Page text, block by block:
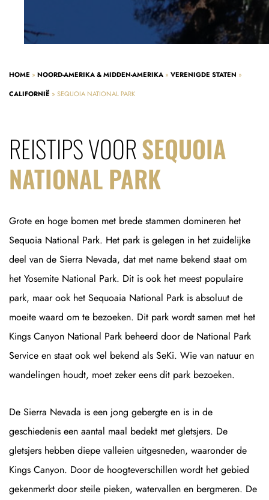
HOME » NOORD-AMERIKA & MIDDEN-AMERIKA » VERENIGDE STATEN »
CALIFORNIË » SEQUOIA NATIONAL PARK
REISTIPS VOORSEQUOIA
NATIONAL PARK
Grote en hoge bomen met brede stammen domineren het
Sequoia National Park. Het park is gelegen in het zuidelijke
deel van de Sierra Nevada, dat met name bekend staat om
het Yosemite National Park. Dit is ook het meest populaire
park, maar ook het Sequoaia National Park is absoluut de
moeite waard om te bezoeken. Dit park wordt samen met het
Kings Canyon National Park beheerd door de National Park
Service en staat ook wel bekend als SeKi. Wie van natuur en
wandelingen houdt, moet zeker eens dit park bezoeken.
De Sierra Nevada is een jong gebergte en is in de
geschiedenis een aantal maal bedekt met gletsjers. De
gletsjers hebben diepe valleien uitgesneden, waaronder de
Kings Canyon. Door de hoogteverschillen wordt het gebied
gekenmerkt door steile pieken, watervallen en bergmeren. De